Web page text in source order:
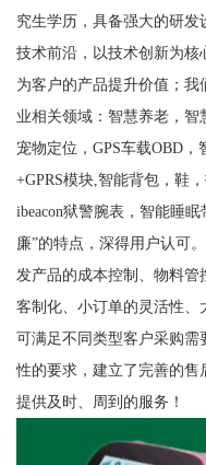
究生学历，具备强大的研
技术前沿，以技术创新为核
为客户的产品提升价值；
业相关领域：智慧养老，智
宠物定位，GPS车载OBD
+GPRS模块,智能背包，鞋
ibeacon狱警腕表，智能睡
廉”的特点，深得用户认可
发产品的成本控制、物料
客制化、小订单的灵活性、
可满足不同类型客户采购
性的要求，建立了完善的售
提供及时、周到的服务！